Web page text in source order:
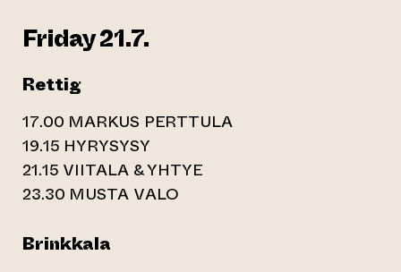
Friday 21.7.
Rettig
17.00 MARKUS PERTTULA
19.15 HYRYSYSY
21.15 VIITALA & YHTYE
23.30 MUSTA VALO
Brinkkala